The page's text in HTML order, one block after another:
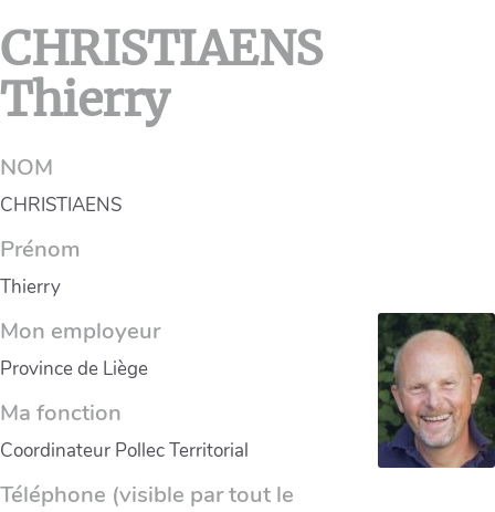
CHRISTIAENS
Thierry
NOM
CHRISTIAENS
Prénom
Thierry
Mon employeur
Province de Liège
Ma fonction
Coordinateur Pollec Territorial
Téléphone (visible par tout le